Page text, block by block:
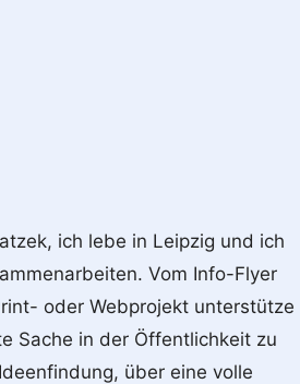
ich lebe in Leipzig und ich
Vom Info-Flyer
oder Webprojekt unterstütze
Sache in der Öffentlichkeit zu
über eine volle